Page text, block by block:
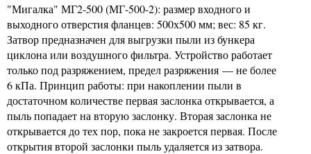
"Мигалка" МГ2-500 (МГ-500-2): размер входного и
выходного отверстия фланцев: 500х500 мм; вес: 85 кг.
Затвор предназначен для выгрузки пыли из бункера
циклона или воздушного фильтра. Устройство работает
только под разряжением, предел разряжения — не более
6 кПа. Принцип работы: при накоплении пыли в
достаточном количестве первая заслонка открывается, а
пыль попадает на вторую заслонку. Вторая заслонка не
открывается до тех пор, пока не закроется первая. После
открытия второй заслонки пыль удаляется из затвора.